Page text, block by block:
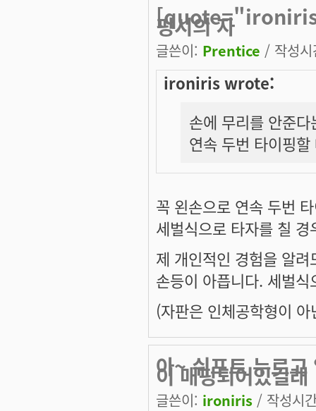
핑시의 자
글쓴이: Prentice / 작성
ironiris wrote:
손에 무리를 안준
연속 두번 타이핑
꼭 왼손으로 연속 두번
세벌식으로 타자를 칠
제 개인적인 경험을 알
손등이 아픕니다. 세벌
(자판은 인체공학형이
아~ 쉬프트 누르
이 매핑되어있길래
글쓴이: ironiris / 작성시